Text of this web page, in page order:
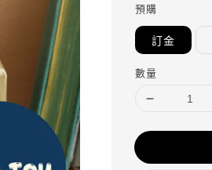
預購
訂金
數量